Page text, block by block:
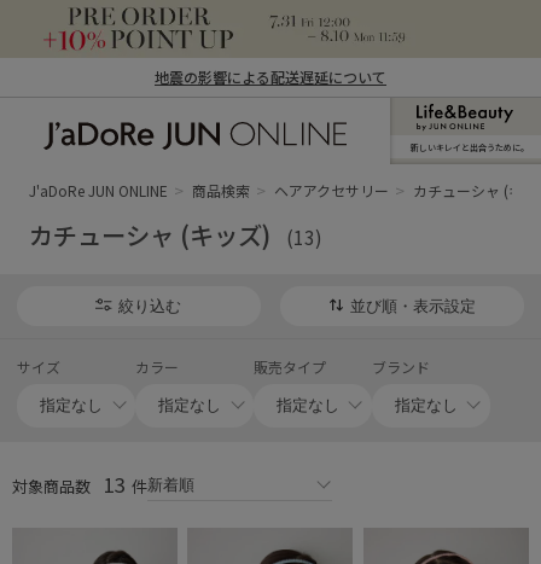
地震の影響による配送遅延について
ン オンライン）
新しいキレイと出合うために。
J'aDoRe JUN ONLINE 商品検索 ヘアアクセサリー カチューシャ (キッ
カチューシャ (キッズ) (13)
絞り込む 並び順・表示設定
サイズ カラー 販売タイプ ブランド
対象商品数 13 件